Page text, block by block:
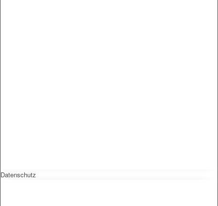
Datenschutz